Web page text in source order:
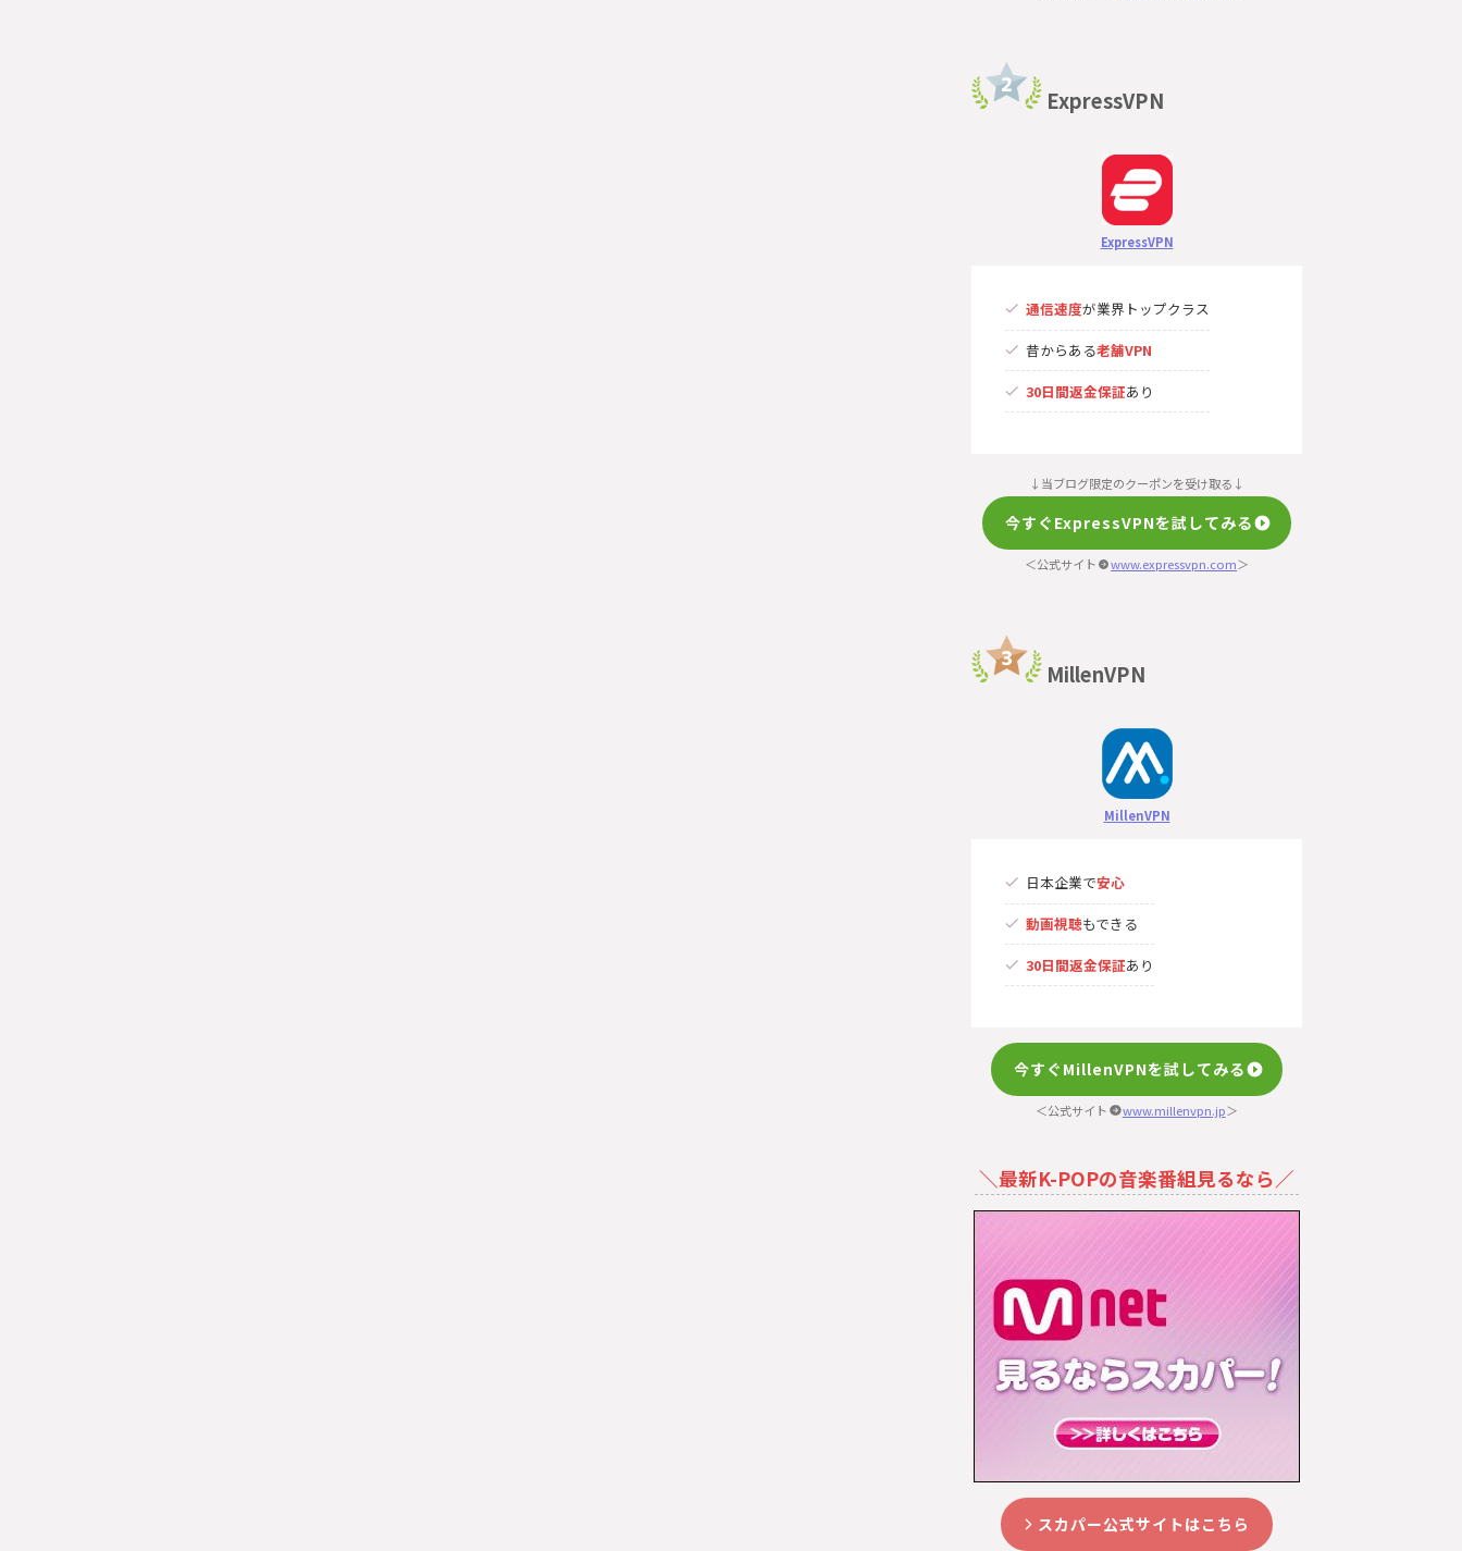
ExpressVPN
ExpressVPN
通信速度が業界トップクラス
昔からある老舗VPN
30日間返金保証あり
↓当ブログ限定のクーポンを受け取る↓
今すぐExpressVPNを試してみる
＜公式サイト www.expressvpn.com＞
MillenVPN
MillenVPN
日本企業で安心
動画視聴もできる
30日間返金保証あり
今すぐMillenVPNを試してみる
＜公式サイト www.millenvpn.jp＞
＼最新K-POPの音楽番組見るなら／
スカパー公式サイトはこちら